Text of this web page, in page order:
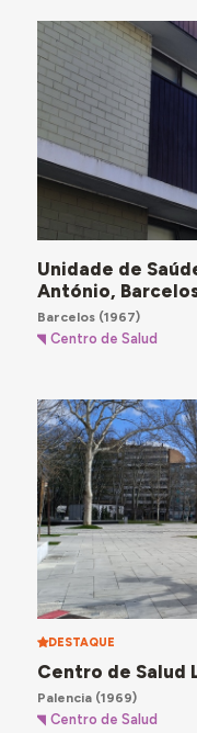
Unidade de
António,
Barcelos(1967)
Centro de Salud
DESTAQUE
Centro de Salud
Palencia(1969)
Centro de Salud